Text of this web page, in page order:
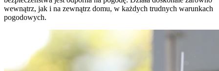
wewnątrz, jak i na zewnątrz domu, w każdych trudnych warunkach
pogodowych.